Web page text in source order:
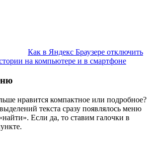
Как в Яндекс Браузере отключить
на компьютере и в смартфоне
нравится компактное или подробное?
текста сразу появлялось меню
Если да, то ставим галочки в